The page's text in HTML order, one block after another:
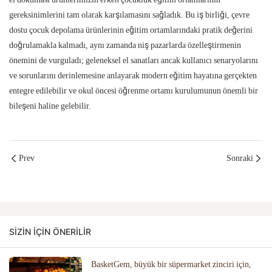
gereksinimlerini tam olarak karşılamasını sağladık. Bu iş birliği, çevre
dostu çocuk depolama ürünlerinin eğitim ortamlarındaki pratik değerini
doğrulamakla kalmadı, aynı zamanda niş pazarlarda özelleştirmenin
önemini de vurguladı; geleneksel el sanatları ancak kullanıcı senaryolarını
ve sorunlarını derinlemesine anlayarak modern eğitim hayatına gerçekten
entegre edilebilir ve okul öncesi öğrenme ortamı kurulumunun önemli bir
bileşeni haline gelebilir.
Prev Sonraki
SIZIN IÇIN ÖNERILIR
BasketGem, büyük bir süpermarket zinciri için,